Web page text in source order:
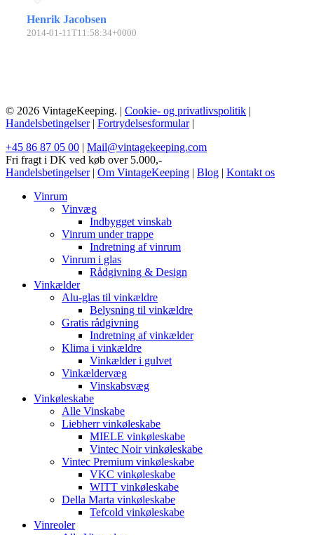
Henrik Jacobsen
2014-01-11T11:58:34+0000
© 2026 VintageKeeping. | Cookie- og privatlivspolitik |
Handelsbetingelser| Fortrydelsesformular|
+45 86 87 05 00 | Mail@vintagekeeping.com
Fri fragt i DK ved køb over 5.000,-
Handelsbetingelser| Om VintageKeeping | Blog | Kontakt os
Vinrum
Vinvæg
Indbygget vinskab
Vinrum under trappe
Indretning af vinrum
Vinrum i glas
Rådgivning & Design
Vinkælder
Alu-glas til vinkældre
Belysning til vinkældre
Gratis rådgivning
Indretning af vinkælder
Klima i vinkældre
Vinkælder i gulvet
Vinkældervæg
Vinskabsvæg
Vinkøleskabe
Alle Vinskabe
Liebherr vinkøleskabe
MIELE vinkøleskabe
Vintec Noir vinkøleskabe
Vintec Premium vinkøleskabe
VKC vinkøleskabe
WITT vinkøleskabe
Della Marta vinkøleskabe
Tefcold vinkøleskabe
Vinreoler